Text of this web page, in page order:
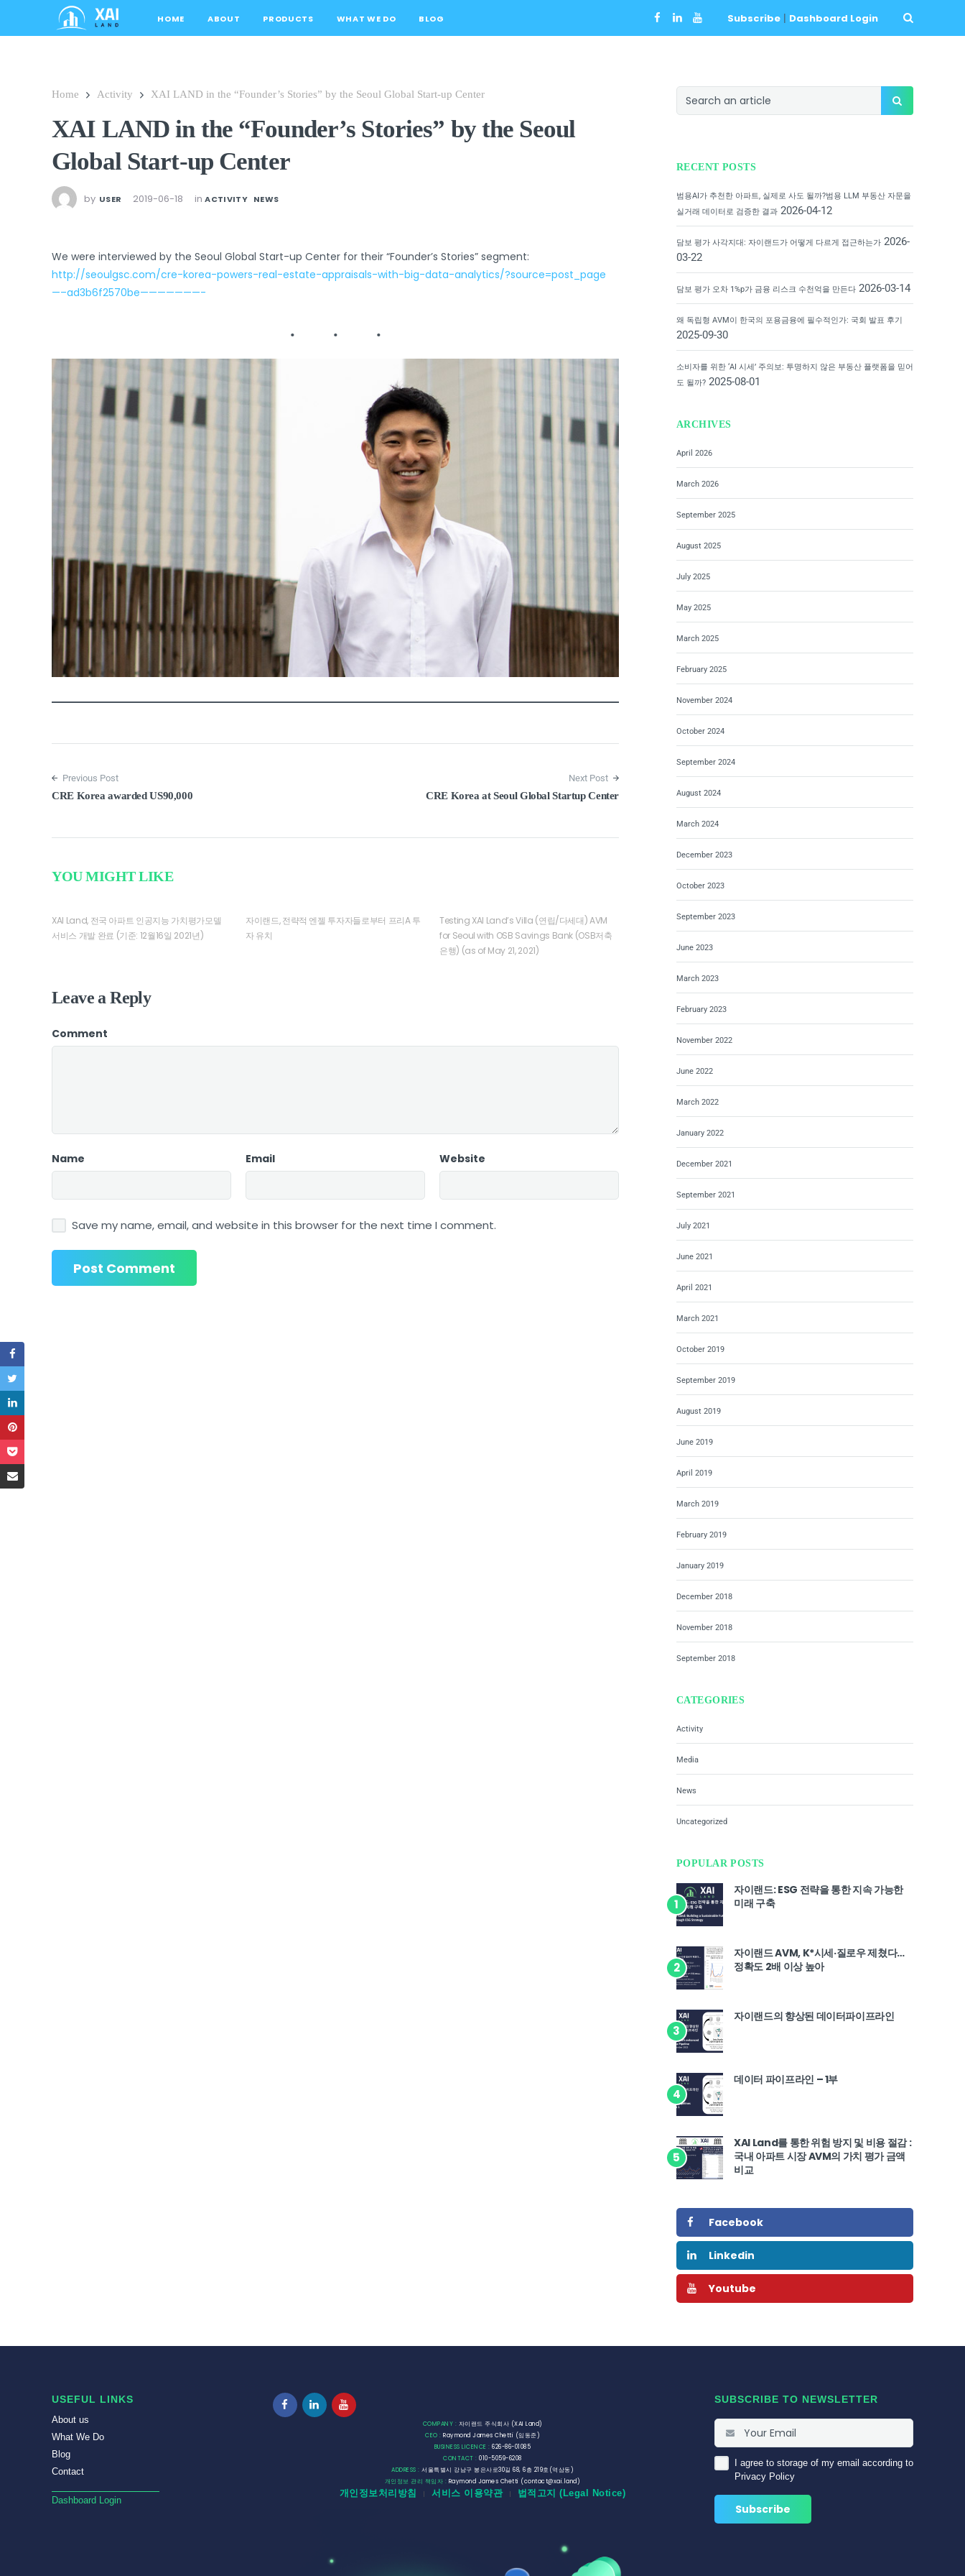
HOME ABOUT PRODUCTS WHAT WE DO BLOG Subscribe | Dashboard Login
Home Activity XAI LAND in the “Founder’s Stories” by the Seoul Global Start-up Center
XAI LAND in the “Founder’s Stories” by the Seoul
Global Start-up Center
by USER 2019-06-18 in ACTIVITY NEWS
We were interviewed by the Seoul Global Start-up Center for their “Founder’s Stories” segment:
http://seoulgsc.com/cre-korea-powers-real-estate-appraisals-with-big-data-analytics/?source=post_page
—–ad3b6f2570be———————-
Previous Post
CRE Korea awarded US90,000
Next Post
CRE Korea at Seoul Global Startup Center
YOU MIGHT LIKE
XAI Land, 전국 아파트 인공지능 가치평가모델
서비스 개발 완료 (기준: 12월16일 2021년)
자이랜드, 전략적 엔젤 투자자들로부터 프리A 투
자 유치
Testing XAI Land’s Villa (연립/다세대) AVM
for Seoul with OSB Savings Bank (OSB저축
은행) (as of May 21, 2021)
Leave a Reply
Comment
Name Email Website
Save my name, email, and website in this browser for the next time I comment.
RECENT POSTS
범용AI가 추천한 아파트, 실제로 사도 될까?범용 LLM 부동산 자문을
실거래 데이터로 검증한 결과 2026-04-12
담보 평가 사각지대: 자이랜드가 어떻게 다르게 접근하는가 2026-
03-22
담보 평가 오차 1%p가 금융 리스크 수천억을 만든다 2026-03-14
왜 독립형 AVM이 한국의 포용금융에 필수적인가: 국회 발표 후기
2025-09-30
소비자를 위한 ‘AI 시세’ 주의보: 투명하지 않은 부동산 플랫폼을 믿어
도 될까? 2025-08-01
ARCHIVES
April 2026
March 2026
September 2025
August 2025
July 2025
May 2025
March 2025
February 2025
November 2024
October 2024
September 2024
August 2024
March 2024
December 2023
October 2023
September 2023
June 2023
March 2023
February 2023
November 2022
June 2022
March 2022
January 2022
December 2021
September 2021
July 2021
June 2021
April 2021
March 2021
October 2019
September 2019
August 2019
June 2019
April 2019
March 2019
February 2019
January 2019
December 2018
November 2018
September 2018
CATEGORIES
Activity
Media
News
Uncategorized
POPULAR POSTS
1
자이랜드: ESG 전략을 통한 지속 가능한
미래 구축
2
자이랜드 AVM, K*시세·질로우 제쳤다…
정확도 2배 이상 높아
3
자이랜드의 향상된 데이터파이프라인
4
데이터 파이프라인 – 1부
5
XAI Land를 통한 위험 방지 및 비용 절감 :
국내 아파트 시장 AVM의 가치 평가 금액
비교
Facebook
Linkedin
Youtube
USEFUL LINKS
About us
What We Do
Blog
Contact
Dashboard Login
COMPANY : 자이랜드 주식회사 (XAI Land)
CEO : Raymond James Chetti (임동준)
BUSINESS LICENCE : 626-86-01085
CONTACT : 010-5059-6208
ADDRESS : 서울특별시 강남구 봉은사로30길 68, 6층 219호(역삼동)
개인정보 관리 책임자 : Raymond James Chetti (contact@xai.land)
개인정보처리방침 서비스 이용약관 법적고지 (Legal Notice)
SUBSCRIBE TO NEWSLETTER
I agree to storage of my email according to
Privacy Policy